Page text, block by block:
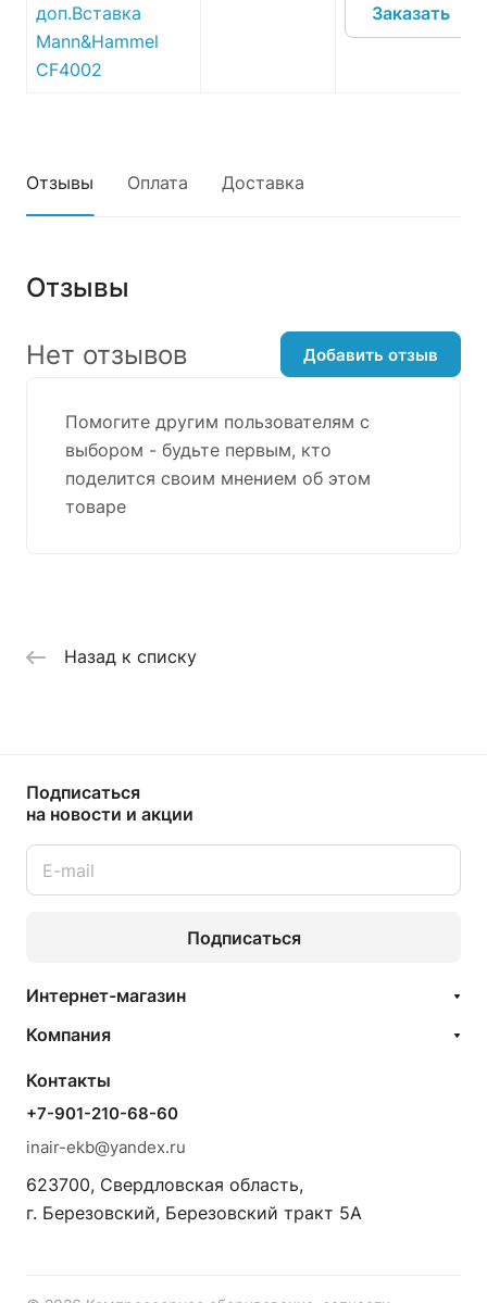
доп.Вставка
Mann&Hammel
CF4002
Заказать
Отзывы Оплата Доставка
Отзывы
Помогите другим пользователям с
выбором - будьте первым, кто
поделится своим мнением об этом
товаре
Нет отзывов Добавить отзыв
Назад к списку
Подписаться
на новости и акции
Подписаться
Интернет-магазин
Компания
Контакты
+7-901-210-68-60
inair-ekb@yandex.ru
623700, Свердловская область,
г. Березовский, Березовский тракт 5А